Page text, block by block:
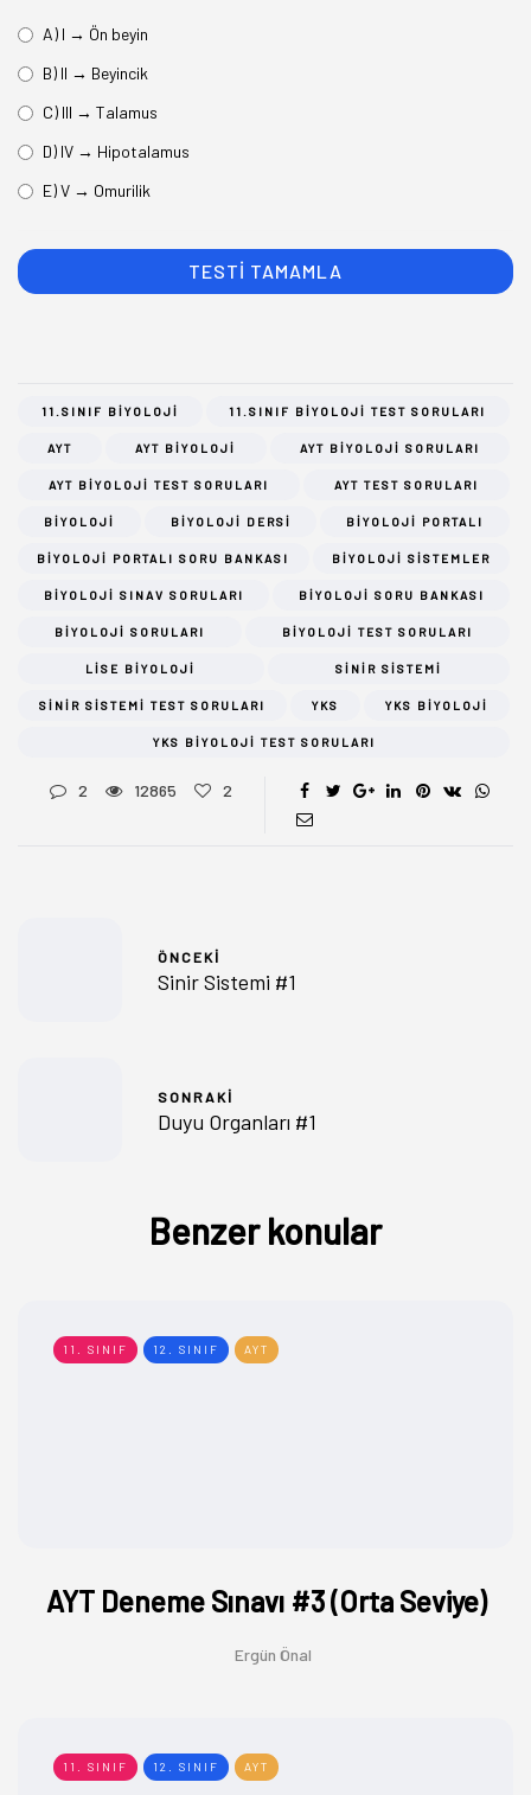
A) I → Ön beyin
B) II → Beyincik
C) III → Talamus
D) IV → Hipotalamus
E) V → Omurilik
11.SINIF BIYOLOJI 11.SINIF BIYOLOJI TEST SORULARI
AYT AYT BIYOLOJI AYT BIYOLOJI SORULARI
AYT BIYOLOJI TEST SORULARI AYT TEST SORULARI
BIYOLOJI BIYOLOJI DERSI BIYOLOJI PORTALI
BIYOLOJI PORTALI SORU BANKASI BIYOLOJI SISTEMLER
BIYOLOJI SINAV SORULARI BIYOLOJI SORU BANKASI
BIYOLOJI SORULARI BIYOLOJI TEST SORULARI
LISE BIYOLOJI SINIR SISTEMI
SINIR SISTEMI TEST SORULARI YKS YKS BIYOLOJI
YKS BIYOLOJI TEST SORULARI
2 12865 2
ÖNCEKI
Sinir Sistemi #1
SONRAKI
Duyu Organları #1
Benzer konular
11. SINIF 12. SINIF AYT
AYT Deneme Sınavı #3 (Orta Seviye)
Ergün Önal
11. SINIF 12. SINIF AYT